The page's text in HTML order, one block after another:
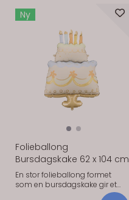
Ny
Folieballong
Bursdagskake 62 x 104 cm
En stor folieballong formet
som en bursdagskake gir et
tydelig og lekent blikkfang i
På lager